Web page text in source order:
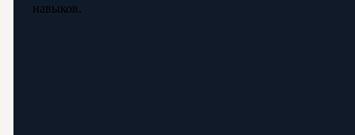
навыков.